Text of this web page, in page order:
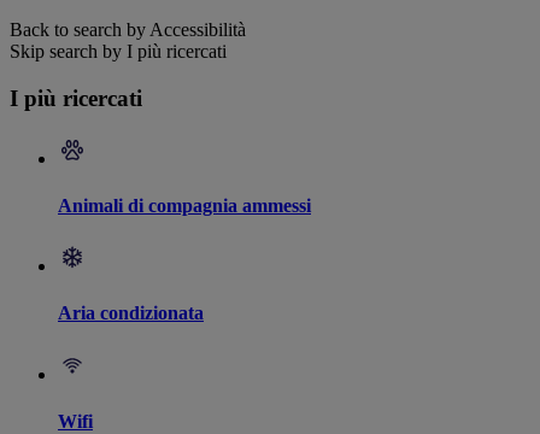
Back to search by Accessibilità
Skip search by I più ricercati
I più ricercati
Animali di compagnia ammessi
Aria condizionata
Wifi